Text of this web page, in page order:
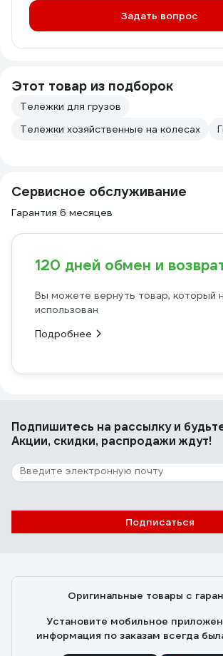
Задать вопрос
Этот товар из подборок
Тележки для грузов
Тележки хозяйственные на колесах
Сервисное обслуживание
Гарантия 6 месяцев
120 дней обмен и
Вы можете вернуть товар, который
использован
Подробнее
Подпишитесь на рассылкуи
Акции, скидки, распродажи ждут!
Подписаться
Оригинальные товары с
Установите мобильное
информация по заказам всегда